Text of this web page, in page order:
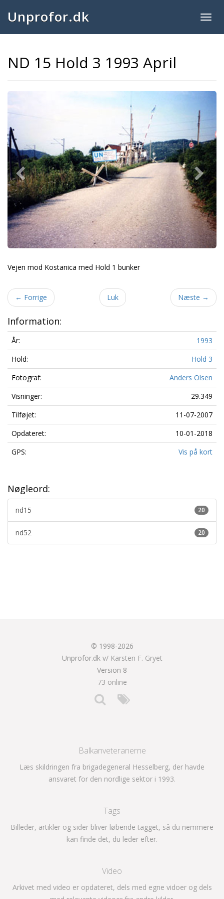
Unprofor.dk
ND 15 Hold 3 1993 April
Vejen mod Kostanica med Hold 1 bunker
← Forrige Luk Næste →
Information:
År:
1993
Hold:
Hold 3
Fotograf:
Anders Olsen
Visninger:
29.349
Tilføjet:
11-07-2007
Opdateret:
10-01-2018
GPS:
Vis på kort
Nøgleord:
20
nd15
20
nd52
© 1998-2026
Unprofor.dk v/ Karsten F. Gryet
Version 8
73 online
Balkanveteranerne
Læs skildringen fra brigadegeneral Hesselberg, der havde
ansvaret for den nordlige sektor i 1993.
Tags
Billeder, artikler og sider bliver løbende tagget, så du nemmere
kan finde det, du leder efter.
Video
Arkivet med video er opdateret, dels med egne vidoer og dels